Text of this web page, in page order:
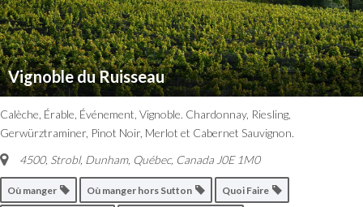
Vignoble du Ruisseau
Calèche, Érable, Événement, Vignoble. Chardonnay, Riesling,
Gerwürztraminer, Pinot Noir, Merlot et Cabernet Sauvignon.
4500, Strobl, Dunham, Québec, Canada J0E 1M0
Où manger Où manger hors Sutton Quoi Faire